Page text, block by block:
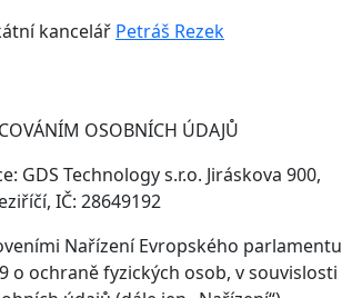
kancelář Petráš Rezek
OSOBNÍCH ÚDAJŮ
GDS Technology s.r.o. Jiráskova 900,
IČ: 28649192
Nařízení Evropského parlamentu
o ochraně fyzických osob, v souvislosti